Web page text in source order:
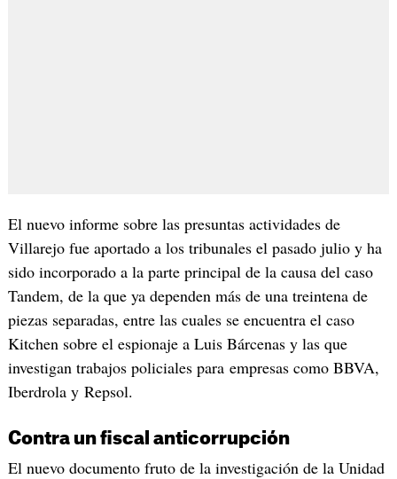
El nuevo informe sobre las presuntas actividades de
Villarejo fue aportado a los tribunales el pasado julio y ha
sido incorporado a la parte principal de la causa del caso
Tandem, de la que ya dependen más de una treintena de
piezas separadas, entre las cuales se encuentra el caso
Kitchen sobre el espionaje a Luis Bárcenas y las que
investigan trabajos policiales para empresas como BBVA,
Iberdrola y Repsol.
Contra un fiscal anticorrupción
El nuevo documento fruto de la investigación de la Unidad